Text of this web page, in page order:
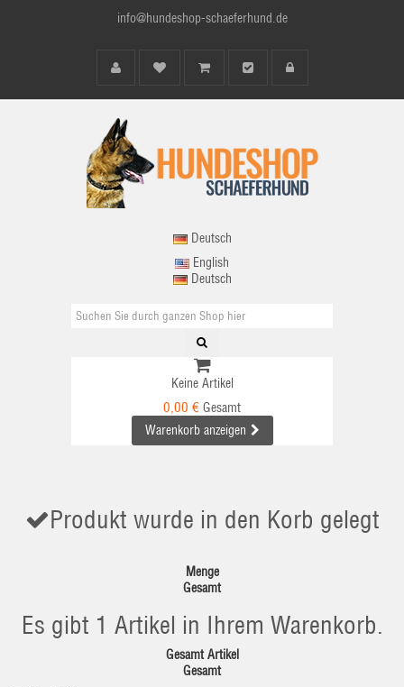
info@hundeshop-schaeferhund.de
Deutsch
English
Deutsch
Keine Artikel
0,00 € Gesamt
Warenkorb anzeigen
Produkt wurde in den Korb gelegt
Menge
Gesamt
Es gibt 1 Artikel in Ihrem Warenkorb.
Gesamt Artikel
Gesamt